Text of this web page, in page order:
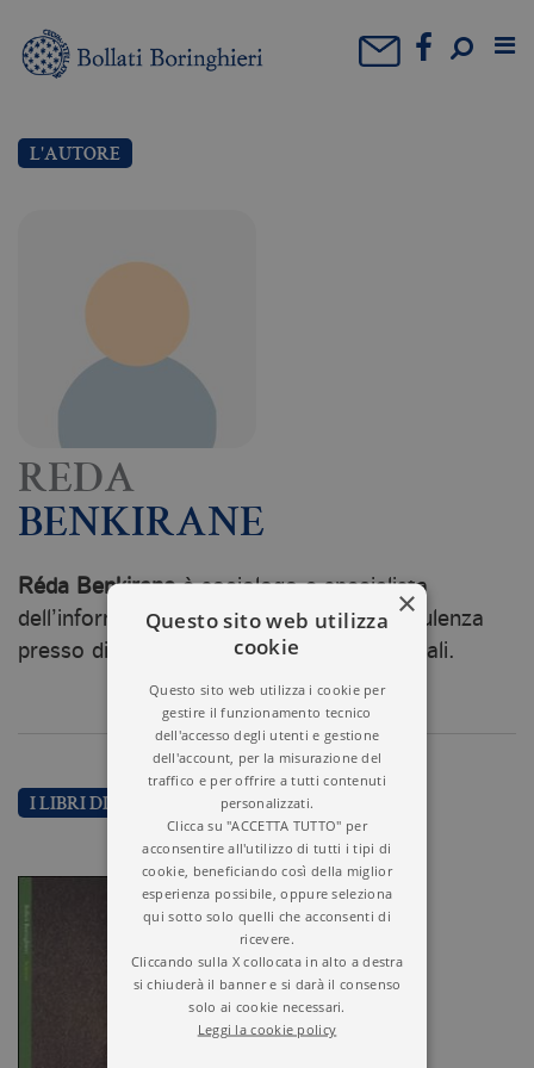
L'AUTORE
REDA
BENKIRANE
Réda Benkiraneè sociologo e specialista
dell’informazione. Svolge attività di consulenza
presso diverse organizzazioni internazionali.
I LIBRI DI REDA BENKIRANE
×
Questo sito web utilizza
cookie
Questo sito web utilizza i cookie per
gestire il funzionamento tecnico
dell'accesso degli utenti e gestione
dell'account, per la misurazione del
traffico e per offrire a tutti contenuti
personalizzati.
Clicca su "ACCETTA TUTTO" per
acconsentire all'utilizzo di tutti i tipi di
cookie, beneficiando così della miglior
esperienza possibile, oppure seleziona
qui sotto solo quelli che acconsenti di
ricevere.
Cliccando sulla X collocata in alto a destra
si chiuderà il banner e si darà il consenso
solo ai cookie necessari.
Leggi la cookie policy